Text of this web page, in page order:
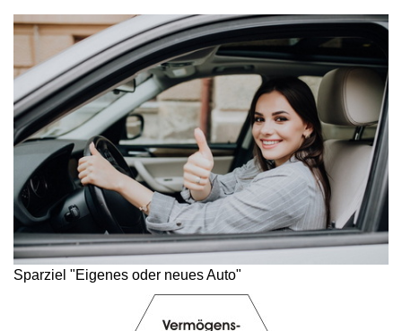
Sparziel "Eigenes oder neues Auto"